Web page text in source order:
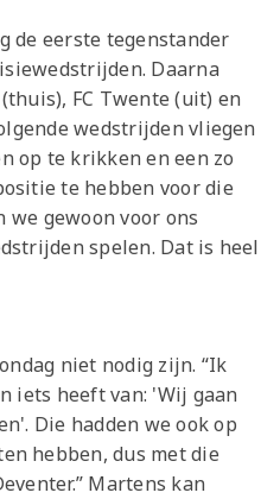
de eerste tegenstander
Daarna
FC Twente (uit) en
wedstrijden vliegen
op te krikken en een zo
te hebben voor die
gewoon voor ons
spelen. Dat is heel
niet nodig zijn. “Ik
iets heeft van: 'Wij gaan
Die hadden we ook op
hebben, dus met die
Martens kan